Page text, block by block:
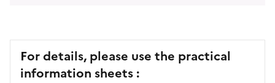
For details, please use the practical
information sheets :